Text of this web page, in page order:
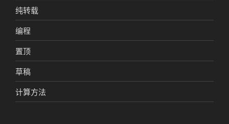
纯转载
编程
置顶
草稿
计算方法